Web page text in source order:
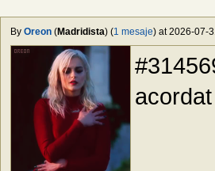
By Oreon (Madridista) (1 mesaje) at 2026-07-